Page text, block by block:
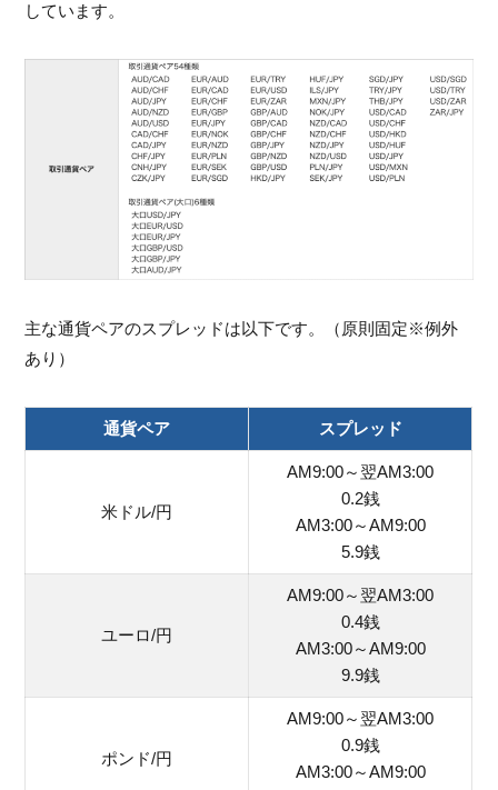
しています。
主な通貨ペアのスプレッドは以下です。（原則固定※例外
あり）
通貨ペア スプレッド
米ドル/円
AM9:00～翌AM3:00
0.2銭
AM3:00～AM9:00
5.9銭
ユーロ/円
AM9:00～翌AM3:00
0.4銭
AM3:00～AM9:00
9.9銭
ポンド/円
AM9:00～翌AM3:00
0.9銭
AM3:00～AM9:00